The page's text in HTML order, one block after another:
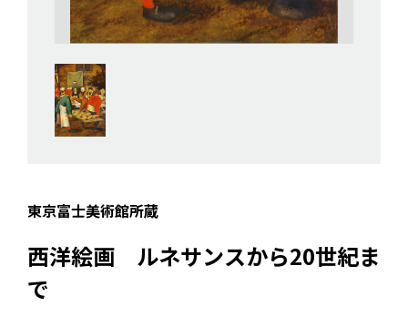
東京富士美術館所蔵
西洋絵画 ルネサンスから20世紀ま
で